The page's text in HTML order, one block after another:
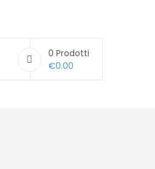
0 Prodotti
€0.00